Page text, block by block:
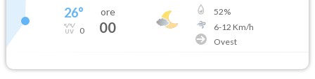
26°
0
ore
00
52%
6-12 Km/h
Ovest